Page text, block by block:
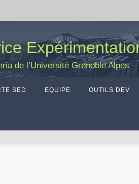
de l’Université Grenoble Alpes
SED EQUIPE OUTILS DEV